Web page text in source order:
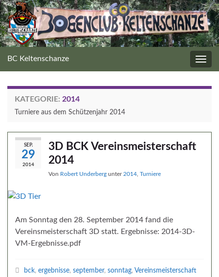
BC Keltenschanze
KATEGORIE: 2014
Turniere aus dem Schützenjahr 2014
SEP.
29
2014
3D BCK Vereinsmeisterschaft
2014
Von Robert Underberg unter 2014 Turniere
Am Sonntag den 28. September 2014 fand die
Vereinsmeisterschaft 3D statt. Ergebnisse: 2014-3D-
VM-Ergebnisse.pdf
bck, ergebnisse, september, sonntag, Vereinsmeisterschaft